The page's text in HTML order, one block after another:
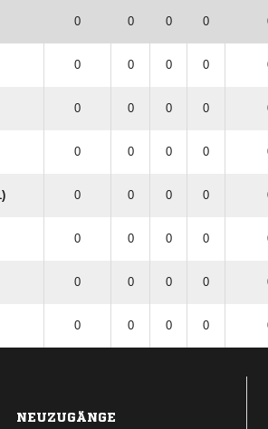
0 0 0 0
0 0 0 0
0 0 0 0
0 0 0 0
0 0 0 0
0 0 0 0
0 0 0 0
0 0 0 0
NEUZUGÄNGE